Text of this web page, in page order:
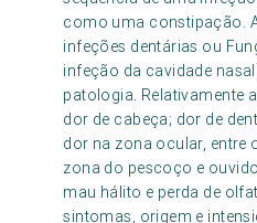
como uma constipação.
infeções dentárias ou
infeção da cavidade
patologia. Relativamente
dor de cabeça; dor de
dor na zona ocular, entre
zona do pescoço e
mau hálito e perda de
sintomas, origem e